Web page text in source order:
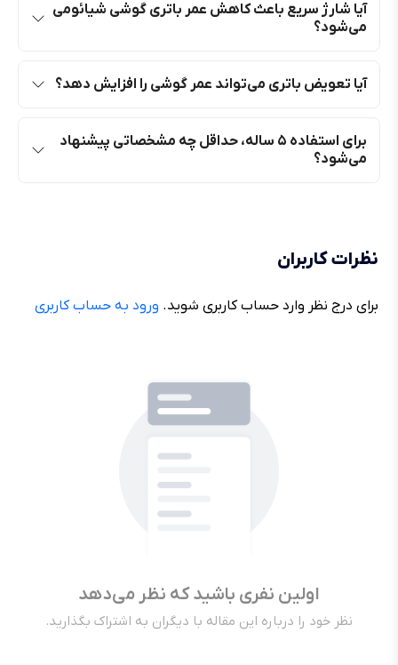
آیا شارژ سریع باعث کاهش عمر باتری گوشی شیائومی
می‌شود؟
آیا تعویض باتری می‌تواند عمر گوشی را افزایش دهد؟
برای استفاده ۵ ساله، حداقل چه مشخصاتی پیشنهاد
می‌شود؟
نظرات کاربران
برای درج نظر وارد حساب کاربری شوید. ورود به حساب کاربری
اولین نفری باشید که نظر می‌دهد
نظر خود را درباره این مقاله با دیگران به اشتراک بگذارید.